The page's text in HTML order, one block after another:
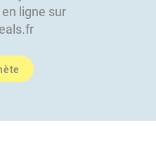
ligne sur